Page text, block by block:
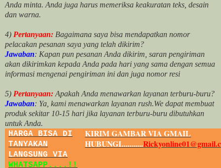
Anda minta. Anda juga harus memeriksa keakuratan teks, desain
dan warna.
4) Pertanyaan: Bagaimana saya bisa mendapatkan nomor
pelacakan pesanan saya yang telah dikirim?
Jawaban: Kapan pun pesanan Anda dikirim, saran pengiriman
akan dikirimkan kepada Anda pada hari yang sama dengan semua
informasi mengenai pengiriman ini dan juga nomor resi
5) Pertanyaan: Apakah Anda menawarkan layanan terburu-buru?
Jawaban: Ya, kami menawarkan layanan rush.We dapat membuat
produk sekitar 10-15 hari jika layanan terburu-buru dibutuhkan
untuk Anda.
HARGA BISA DI
TANYAKAN
LANGSUNG VIA
WHATSAPP....!!
KIRIM GAMBAR VIA GMAIL
HUBUNGI...........